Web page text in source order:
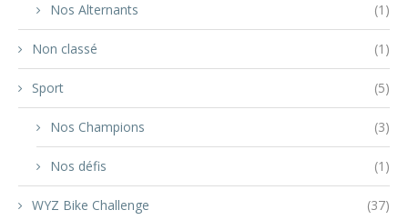
Nos Alternants (1)
Non classé (1)
Sport (5)
Nos Champions (3)
Nos défis (1)
WYZ Bike Challenge (37)